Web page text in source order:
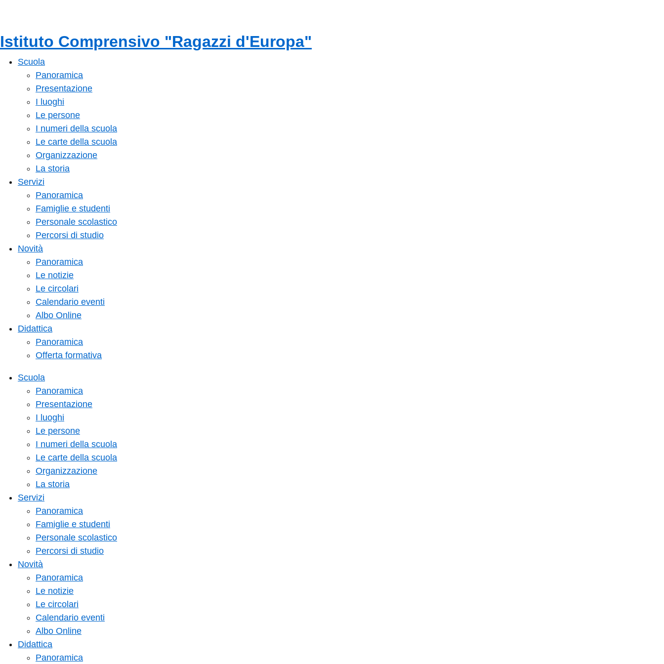
Istituto Comprensivo "Ragazzi d'Europa"
Scuola
Panoramica
Presentazione
I luoghi
Le persone
I numeri della scuola
Le carte della scuola
Organizzazione
La storia
Servizi
Panoramica
Famiglie e studenti
Personale scolastico
Percorsi di studio
Novità
Panoramica
Le notizie
Le circolari
Calendario eventi
Albo Online
Didattica
Panoramica
Offerta formativa
Scuola
Panoramica
Presentazione
I luoghi
Le persone
I numeri della scuola
Le carte della scuola
Organizzazione
La storia
Servizi
Panoramica
Famiglie e studenti
Personale scolastico
Percorsi di studio
Novità
Panoramica
Le notizie
Le circolari
Calendario eventi
Albo Online
Didattica
Panoramica